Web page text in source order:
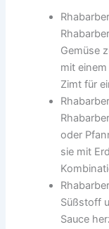
Gemüse
mit
Zimt für
oder
sie mit
Süßstoff
Sauce